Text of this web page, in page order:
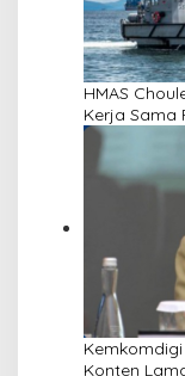
HMAS
Kerja Sama
Konten